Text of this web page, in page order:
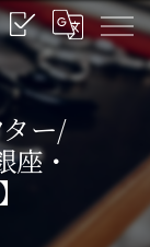
ー/
座・